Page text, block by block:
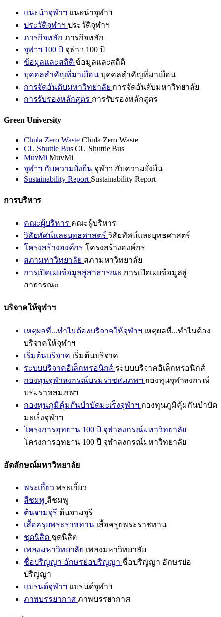
แนะนำจุฬาฯ แนะนำจุฬาฯ
ประวัติจุฬาฯ ประวัติจุฬาฯ
ภารกิจหลัก ภารกิจหลัก
จุฬาฯ 100 ปี จุฬาฯ 100 ปี
ข้อมูลและสถิติ ข้อมูลและสถิติ
บุคคลสำคัญที่มาเยือน บุคคลสำคัญที่มาเยือน
การจัดอันดับมหาวิทยาลัย การจัดอันดับมหาวิทยาลัย
การรับรองหลักสูตร การรับรองหลักสูตร
Green University
Chula Zero Waste Chula Zero Waste
CU Shuttle Bus CU Shuttle Bus
MuvMi MuvMi
จุฬาฯ กับความยั่งยืน จุฬาฯ กับความยั่งยืน
Sustainability Report Sustainability Report
การบริหาร
คณะผู้บริหาร คณะผู้บริหาร
วิสัยทัศน์และยุทธศาสตร์ วิสัยทัศน์และยุทธศาสตร์
โครงสร้างองค์กร โครงสร้างองค์กร
สภามหาวิทยาลัย สภามหาวิทยาลัย
การเปิดเผยข้อมูลสู่สาธารณะ การเปิดเผยข้อมูลสู่
สาธารณะ
บริจาคให้จุฬาฯ
เหตุผลที่...ทำไมต้องบริจาคให้จุฬาฯ เหตุผลที่...ทำไมต้อง
บริจาคให้จุฬาฯ
เริ่มต้นบริจาค เริ่มต้นบริจาค
ระบบบริจาคอิเล็กทรอนิกส์ ระบบบริจาคอิเล็กทรอนิกส์
กองทุนจุฬาลงกรณ์บรมราชสมภพฯ กองทุนจุฬาลงกรณ์
บรมราชสมภพฯ
กองทุนภูมิคุ้มกันบำบัดมะเร็งจุฬาฯ กองทุนภูมิคุ้มกันบำบัด
มะเร็งจุฬาฯ
โครงการอุทยาน 100 ปี จุฬาลงกรณ์มหาวิทยาลัย
โครงการอุทยาน 100 ปี จุฬาลงกรณ์มหาวิทยาลัย
อัตลักษณ์มหาวิทยาลัย
พระเกี้ยว พระเกี้ยว
สีชมพู สีชมพู
ต้นจามจุรี ต้นจามจุรี
เสื้อครุยพระราชทาน เสื้อครุยพระราชทาน
ชุดนิสิต ชุดนิสิต
เพลงมหาวิทยาลัย เพลงมหาวิทยาลัย
ชื่อปริญญา อักษรย่อปริญญา ชื่อปริญญา อักษรย่อ
ปริญญา
แบรนด์จุฬาฯ แบรนด์จุฬาฯ
ภาพบรรยากาศ ภาพบรรยากาศ